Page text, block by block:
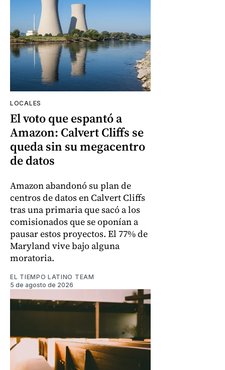
LOCALES
El voto que espantó a
Amazon: Calvert Cliffs se
queda sin su megacentro
de datos
Amazon abandonó su plan de
centros de datos en Calvert Cliffs
tras una primaria que sacó a los
comisionados que se oponían a
pausar estos proyectos. El 77% de
Maryland vive bajo alguna
moratoria.
EL TIEMPO LATINO TEAM
5 de agosto de 2026